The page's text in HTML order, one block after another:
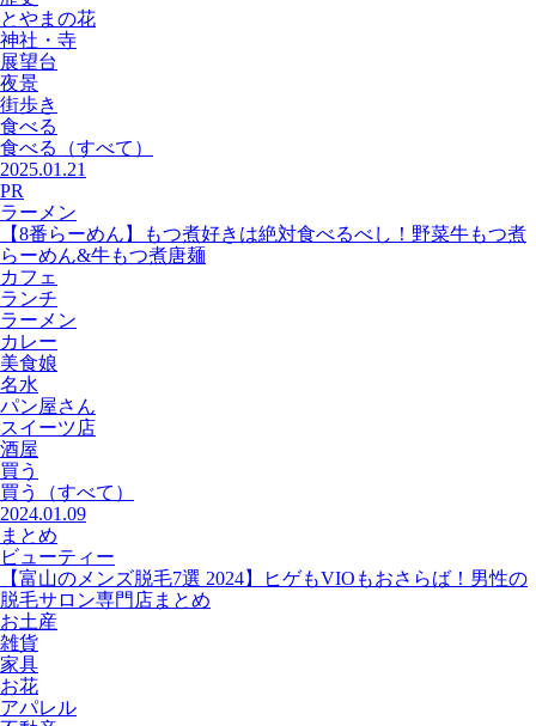
とやまの花
神社・寺
展望台
夜景
街歩き
食べる
食べる
（すべて）
2025.01.21
PR
ラーメン
【8番らーめん】もつ煮好きは絶対食べるべし！野菜牛もつ煮
らーめん&牛もつ煮唐麺
カフェ
ランチ
ラーメン
カレー
美食娘
名水
パン屋さん
スイーツ店
酒屋
買う
買う
（すべて）
2024.01.09
まとめ
ビューティー
【富山のメンズ脱毛7選 2024】ヒゲもVIOもおさらば！男性の
脱毛サロン専門店まとめ
お土産
雑貨
家具
お花
アパレル